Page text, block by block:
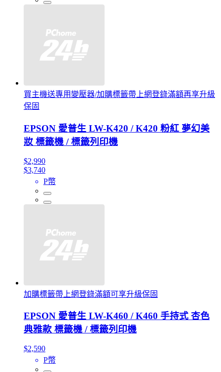
買主機送專用變壓器/加購標籤帶上網登錄滿額再享升級
保固
EPSON 愛普生 LW-K420 / K420 粉紅 夢幻美
妝 標籤機 / 標籤列印機
$2,990
$3,740
P幣
加購標籤帶上網登錄滿額可享升級保固
EPSON 愛普生 LW-K460 / K460 手持式 杏色
典雅款 標籤機 / 標籤列印機
$2,590
P幣